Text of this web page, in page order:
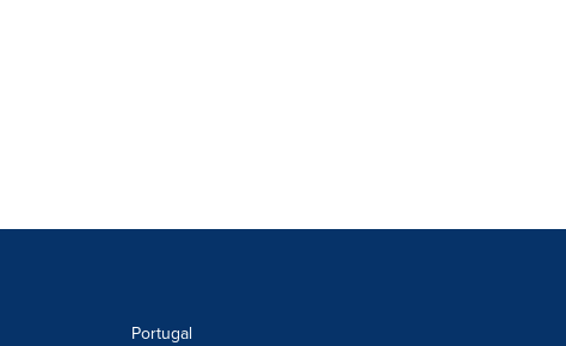
Portugal